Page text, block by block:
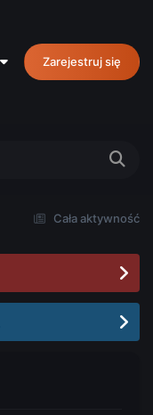
Zarejestruj się
Cała aktywność